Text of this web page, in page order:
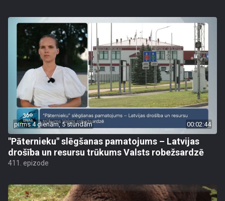
pirms 4 dienām, 5 stundām 00:02:44
"Pāternieku" slēgšanas pamatojums – Latvijas
drošība un resursu trūkums Valsts robežsardzē
411. epizode